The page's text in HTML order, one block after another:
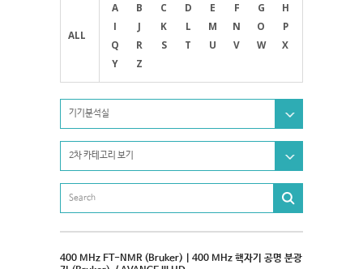
ALL
A B C D E F G
H
I
J K L M N O
P
Q
R S T U V W
X
Y
Z
기기분석실
2차 카테고리 보기
400 MHz FT-NMR (Bruker) | 400 MHz 핵자기 공명 분광